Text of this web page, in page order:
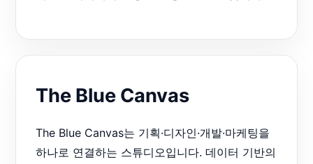
The Blue Canvas
The Blue Canvas는 기획·디자인·개발·마케팅을
하나로 연결하는 스튜디오입니다. 데이터 기반의